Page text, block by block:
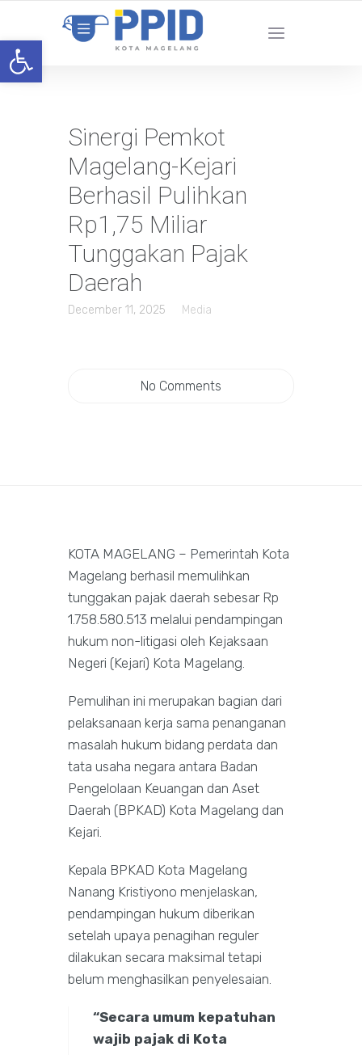
Open toolbar
Sinergi Pemkot
Magelang-Kejari
Berhasil Pulihkan
Rp1,75 Miliar
Tunggakan Pajak
Daerah
December 11, 2025 Media
No Comments
KOTA MAGELANG – Pemerintah Kota
Magelang berhasil memulihkan
tunggakan pajak daerah sebesar Rp
1.758.580.513 melalui pendampingan
hukum non-litigasi oleh Kejaksaan
Negeri (Kejari) Kota Magelang.
Pemulihan ini merupakan bagian dari
pelaksanaan kerja sama penanganan
masalah hukum bidang perdata dan
tata usaha negara antara Badan
Pengelolaan Keuangan dan Aset
Daerah (BPKAD) Kota Magelang dan
Kejari.
Kepala BPKAD Kota Magelang
Nanang Kristiyono menjelaskan,
pendampingan hukum diberikan
setelah upaya penagihan reguler
dilakukan secara maksimal tetapi
belum menghasilkan penyelesaian.
“Secara umum kepatuhan
wajib pajak di Kota